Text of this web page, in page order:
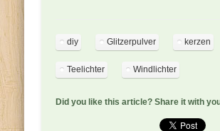
diy Glitzerpulver kerzen
Teelichter Windlichter
Did you like this article? Share it with